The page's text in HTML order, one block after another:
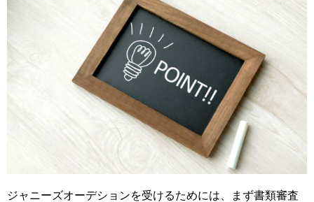
ジャニーズオーデションを受けるためには、まず書類審査